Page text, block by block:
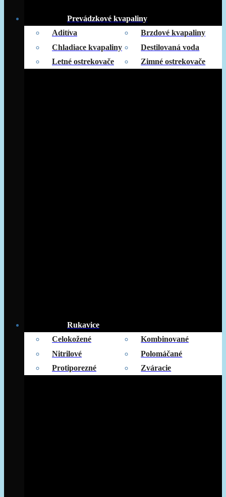
Prevádzkové kvapaliny
Aditíva
Brzdové kvapaliny
Chladiace kvapaliny
Destilovaná voda
Letné ostrekovače
Zimné ostrekovače
Rukavice
Celokožené
Kombinované
Nitrilové
Polomáčané
Protiporezné
Zváracie